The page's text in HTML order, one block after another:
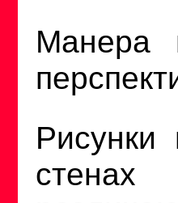
Манера